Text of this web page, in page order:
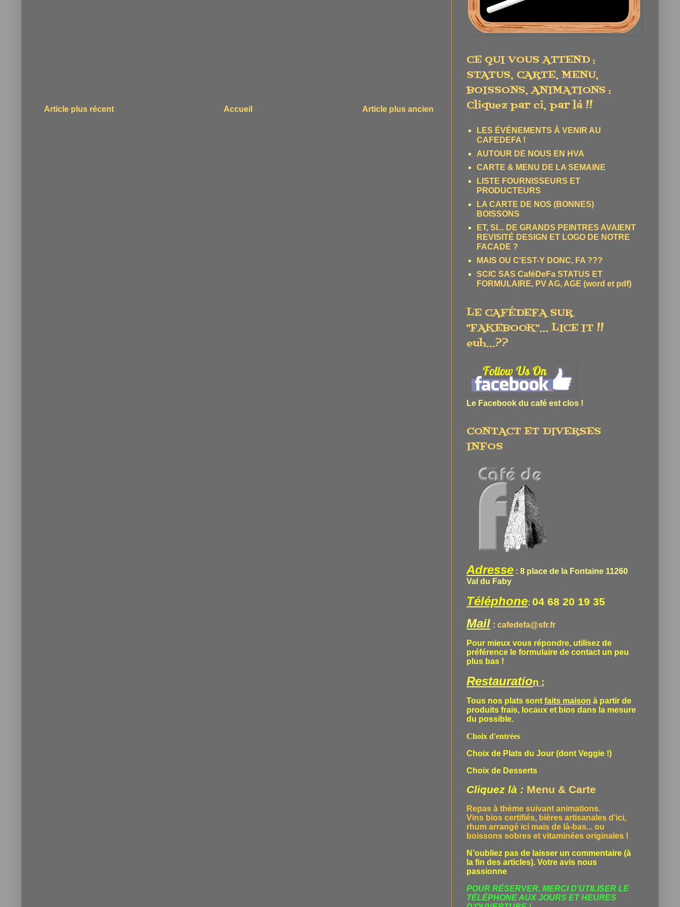
Article plus récent Article plus ancien
Accueil
CE QUI VOUS ATTEND :
STATUS, CARTE, MENU,
BOISSONS, ANIMATIONS :
Cliquez par ci, par là !!
LES ÉVÉNEMENTS À VENIR AU
CAFEDEFA !
AUTOUR DE NOUS EN HVA
CARTE & MENU DE LA SEMAINE
LISTE FOURNISSEURS ET
PRODUCTEURS
LA CARTE DE NOS (BONNES)
BOISSONS
ET, SI... DE GRANDS PEINTRES AVAIENT
REVISITÉ DESIGN ET LOGO DE NOTRE
FACADE ?
MAIS OU C'EST-Y DONC, FA ???
SCIC SAS CaféDeFa STATUS ET
FORMULAIRE, PV AG, AGE (word et pdf)
LE CAFÉDEFA SUR
"FAKEBOOK"... LICE IT !!
euh...??
Le Facebook du café est clos !
CONTACT ET DIVERSES
INFOS
Adresse : 8 place de la Fontaine 11260
Val du Faby
Téléphone: 04 68 20 19 35
Mail : cafedefa@sfr.fr
Pour mieux vous répondre, utilisez de
préférence le formulaire de contact un peu
plus bas !
Restauration :
Tous nos plats sont faits maison à partir de
produits frais, locaux et bios dans la mesure
du possible.
Choix d'entrées
Choix de Plats du Jour (dont Veggie !)
Choix de Desserts
Cliquez là : Menu & Carte
Repas à thème suivant animations.
Vins bios certifiés, bières artisanales d'ici,
rhum arrangé ici mais de là-bas... ou
boissons sobres et vitaminées originales !
N’oubliez pas de laisser un commentaire (à
la fin des articles). Votre avis nous
passionne
POUR RÉSERVER, MERCI D'UTILISER LE
TÉLÉPHONEAUX JOURS ET HEURES